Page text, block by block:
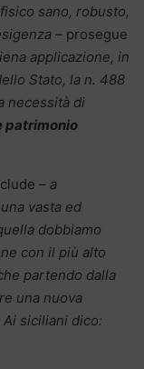
sano, robusto,
– prosegue
applicazione, in
Stato, la n. 488
necessità di
patrimonio
– a
vasta ed
dobbiamo
con il più alto
partendo dalla
una nuova
siciliani dico: